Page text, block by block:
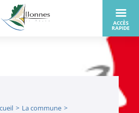
La commune